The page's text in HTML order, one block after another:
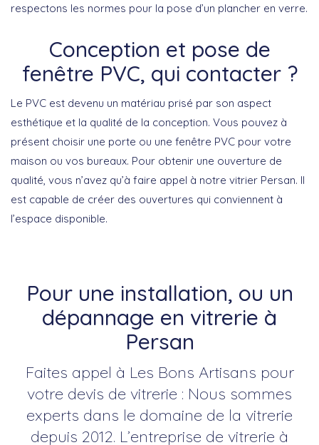
respectons les normes pour la pose d’un plancher en verre.
Conception et pose de
fenêtre PVC, qui contacter ?
Le PVC est devenu un matériau prisé par son aspect
esthétique et la qualité de la conception. Vous pouvez à
présent choisir une porte ou une fenêtre PVC pour votre
maison ou vos bureaux. Pour obtenir une ouverture de
qualité, vous n’avez qu’à faire appel à notre vitrier Persan. Il
est capable de créer des ouvertures qui conviennent à
l’espace disponible.
Pour une installation, ou un
dépannage en vitrerie à
Persan
Faites appel à Les Bons Artisans pour
votre devis de vitrerie : Nous sommes
experts dans le domaine de la vitrerie
depuis 2012. L’entreprise de vitrerie à